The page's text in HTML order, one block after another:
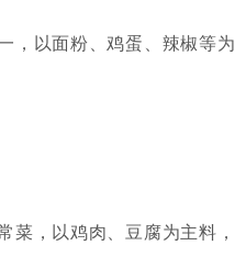
，以面粉、鸡蛋、辣椒等
菜，以鸡肉、豆腐为主料